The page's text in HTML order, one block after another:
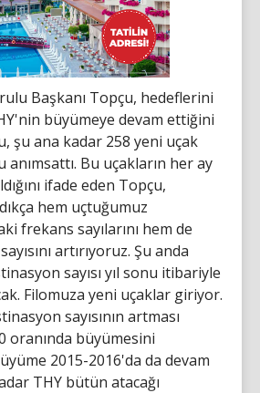
Başkanı Topçu, hedeflerini
büyümeye devam ettiğini
şu ana kadar 258 yeni uçak
Bu uçakların her ay
ifade eden Topçu,
hem uçtuğumuz
frekans sayılarını hem de
artırıyoruz. Şu anda
sayısı yıl sonu itibariyle
Filomuza yeni uçaklar giriyor.
sayısının artması
oranında büyümesini
2015-2016'da da devam
THY bütün atacağı